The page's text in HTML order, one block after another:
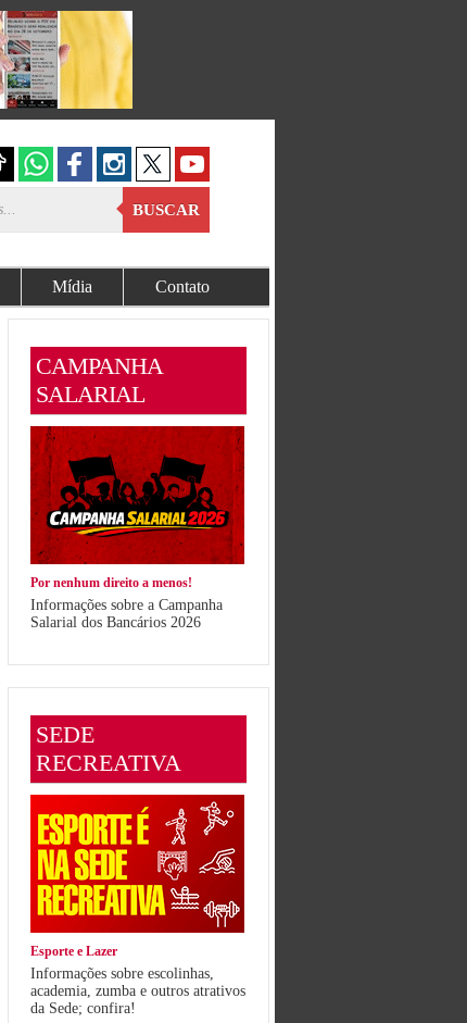
BUSCAR
Mídia Contato
CAMPANHA
SALARIAL
Por nenhum direito a menos!
Informações sobre a Campanha
Salarial dos Bancários 2026
SEDE
RECREATIVA
Esporte e Lazer
Informações sobre escolinhas,
academia, zumba e outros atrativos
da Sede; confira!